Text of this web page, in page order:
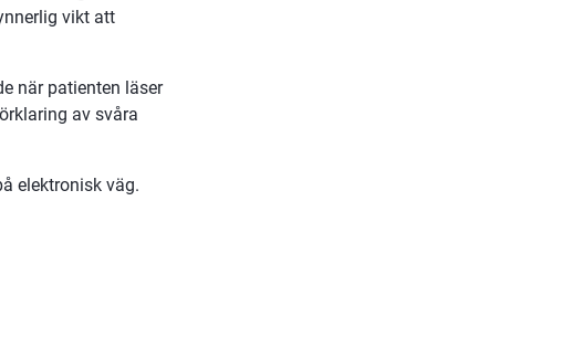
vikt att
när patienten läser
av svåra
elektronisk väg.